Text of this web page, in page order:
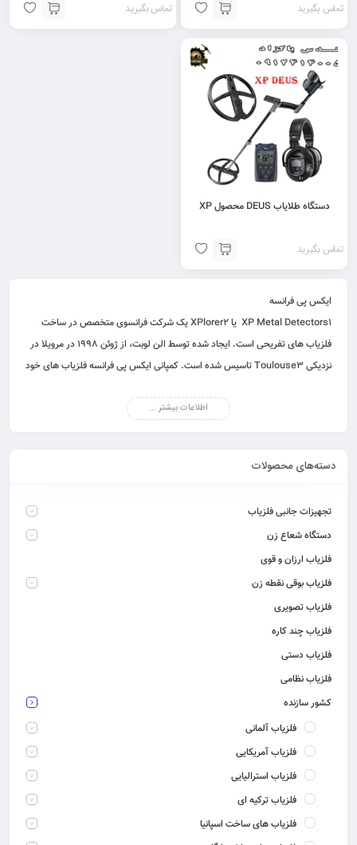
تماس بگیرید تماس بگیرید
دستگاه طلایاب DEUS محصول XP
تماس بگیرید
ایکس پی فرانسه
XP Metal Detectors1 یا XPlorer2 یک شرکت فرانسوی متخصص در ساخت
فلزیاب های تفریحی است. ایجاد شده توسط الن لوبت، از ژوئن 1998 در مرویلا در
نزدیکی Toulouse3 تاسیس شده است. کمپانی ایکس پی فرانسه فلزیاب های خود
اطلاعات بیشتر ...
دسته‌های محصولات
تجهیزات جانبی فلزیاب
دستگاه شعاع زن
فلزیاب ارزان و قوی
فلزیاب بوقی نقطه زن
فلزیاب تصویری
فلزیاب چند کاره
فلزیاب دستی
فلزیاب نظامی
کشور سازنده
فلزیاب آلمانی
فلزیاب آمریکایی
فلزیاب استرالیایی
فلزیاب ترکیه ای
فلزیاب های ساخت اسپانیا